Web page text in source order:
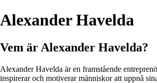
Alexander Havelda
Vem är Alexander Havelda?
Alexander Havelda är en framstående
inspirerar och motiverar människor att uppnå